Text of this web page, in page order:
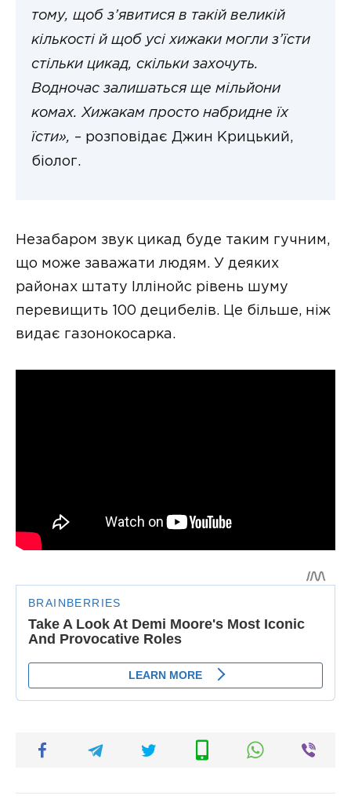
тому, щоб з’явитися в такій великій
кількості й щоб усі хижаки могли з’їсти
стільки цикад, скільки захочуть.
Водночас залишаться ще мільйони
комах. Хижакам просто набридне їх
їсти», – розповідає Джин Крицький,
біолог.
Незабаром звук цикад буде таким гучним,
що може заважати людям. У деяких
районах штату Іллінойс рівень шуму
перевищить 100 децибелів. Це більше, ніж
видає газонокосарка.